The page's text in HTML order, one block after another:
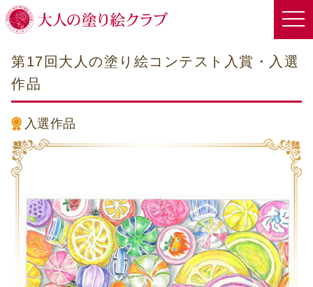
第17回大人の塗り絵コンテスト入賞・入選
作品
入選作品